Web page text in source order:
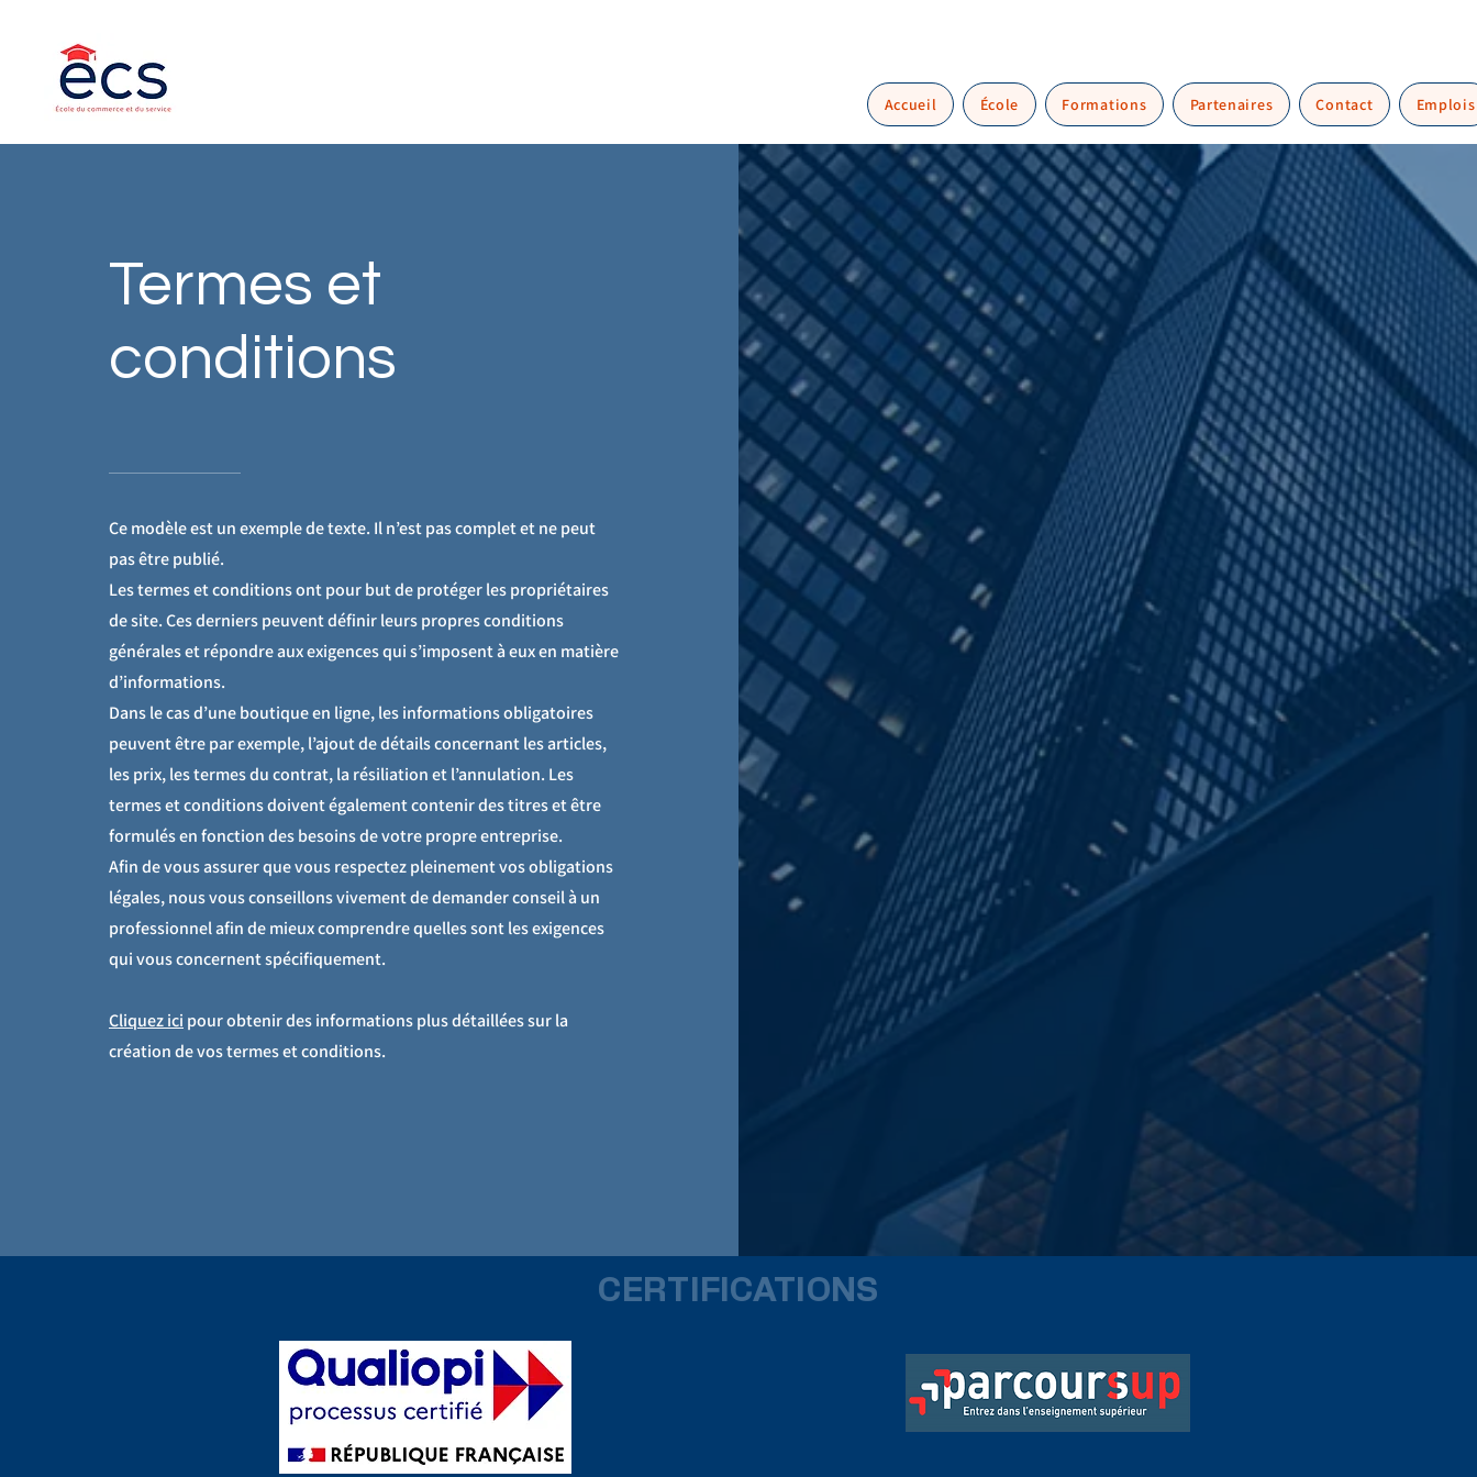
Accueil École Formations Partenaires Contact Emplois
Termes et
conditions
Ce modèle est un exemple de texte. Il n’est pas complet et ne peut
pas être publié.
Les termes et conditions ont pour but de protéger les propriétaires
de site. Ces derniers peuvent définir leurs propres conditions
générales et répondre aux exigences qui s’imposent à eux en matière
d’informations.
Dans le cas d’une boutique en ligne, les informations obligatoires
peuvent être par exemple, l’ajout de détails concernant les articles,
les prix, les termes du contrat, la résiliation et l’annulation. Les
termes et conditions doivent également contenir des titres et être
formulés en fonction des besoins de votre propre entreprise.
Afin de vous assurer que vous respectez pleinement vos obligations
légales, nous vous conseillons vivement de demander conseil à un
professionnel afin de mieux comprendre quelles sont les exigences
qui vous concernent spécifiquement.
Cliquez ici pour obtenir des informations plus détaillées sur la
création de vos termes et conditions.
CERTIFICATIONS